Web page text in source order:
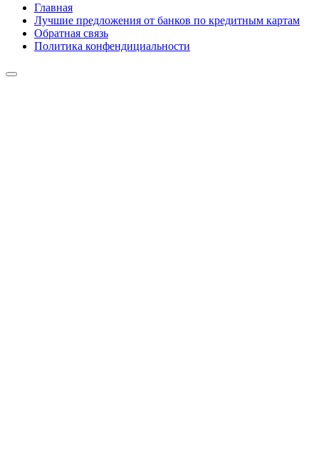
Главная
Лучшие предложения от банков по кредитным картам
Обратная связь
Политика конфендициальности